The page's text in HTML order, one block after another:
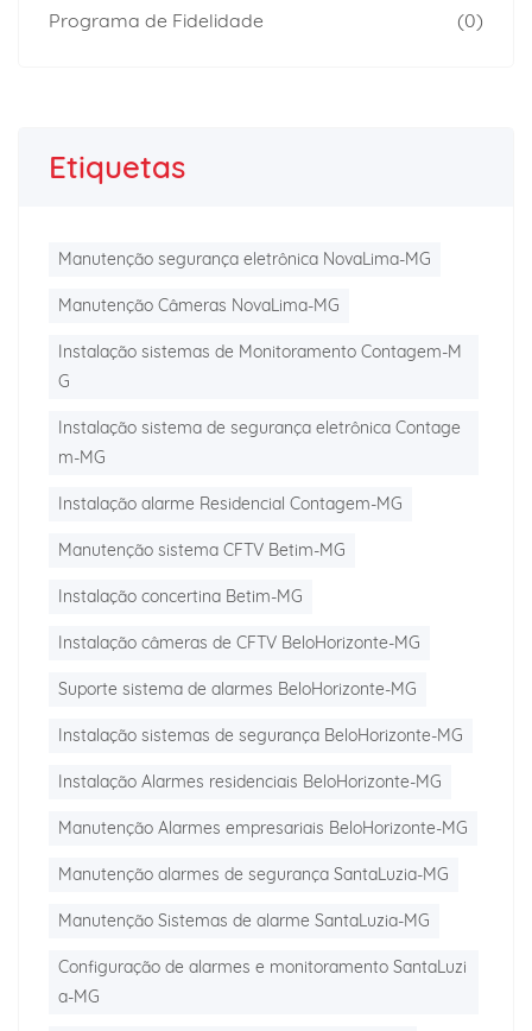
Programa de Fidelidade (0)
Etiquetas
Manutenção segurança eletrônica NovaLima-MG
Manutenção Câmeras NovaLima-MG
Instalação sistemas de Monitoramento Contagem-M
G
Instalação sistema de segurança eletrônica Contage
m-MG
Instalação alarme Residencial Contagem-MG
Manutenção sistema CFTV Betim-MG
Instalação concertina Betim-MG
Instalação câmeras de CFTV BeloHorizonte-MG
Suporte sistema de alarmes BeloHorizonte-MG
Instalação sistemas de segurança BeloHorizonte-MG
Instalação Alarmes residenciais BeloHorizonte-MG
Manutenção Alarmes empresariais BeloHorizonte-MG
Manutenção alarmes de segurança SantaLuzia-MG
Manutenção Sistemas de alarme SantaLuzia-MG
Configuração de alarmes e monitoramento SantaLuzi
a-MG